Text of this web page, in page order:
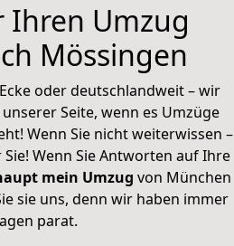
Ihren Umzug
Mössingen
oder deutschlandweit – wir
Seite, wenn es Umzüge
Wenn Sie nicht weiterwissen –
Wenn Sie Antworten auf Ihre
mein Umzug von München
sie uns, denn wir haben immer
parat.